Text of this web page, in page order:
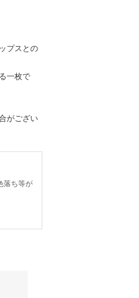
プスとの
一枚で
がござい
落ち等が